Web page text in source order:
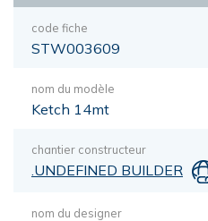
code fiche
STW003609
nom du modèle
Ketch 14mt
chantier constructeur
.UNDEFINED BUILDER
nom du designer